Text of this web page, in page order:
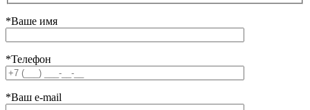
*Ваше имя
*Телефон
*Ваш e-mail